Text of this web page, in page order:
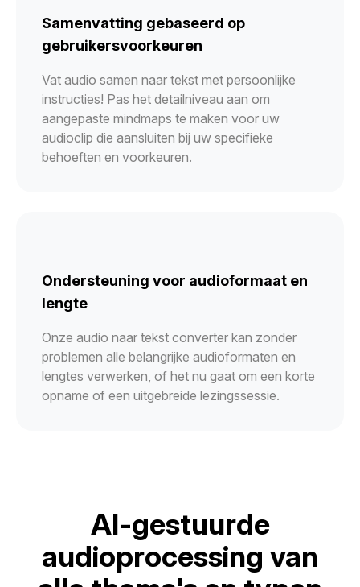
Samenvatting gebaseerd op
gebruikersvoorkeuren
Vat audio samen naar tekst met persoonlijke
instructies! Pas het detailniveau aan om
aangepaste mindmaps te maken voor uw
audioclip die aansluiten bij uw specifieke
behoeften en voorkeuren.
Ondersteuning voor audioformaat en
lengte
Onze audio naar tekst converter kan zonder
problemen alle belangrijke audioformaten en
lengtes verwerken, of het nu gaat om een korte
opname of een uitgebreide lezingssessie.
AI-gestuurde
audioprocessing van